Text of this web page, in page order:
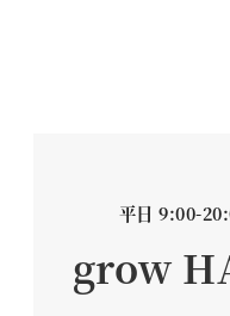
平日 9:00-
grow